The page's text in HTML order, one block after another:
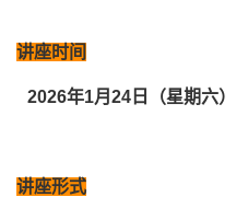
讲座时间
2026年1月 24 日（星期六）
讲座形式